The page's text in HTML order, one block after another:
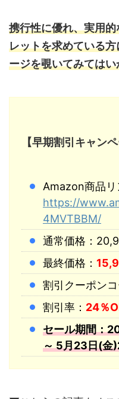
携行性に優れ、実用
レットを求めている
ージを覗いてみては
【早期割引キャンペ
Amazon商品リ
https://
4MVTBBM/
通常価格：
最終価格：
割引クーポンコ
割引率： 24％
セール期間：
～ 5月23日(金